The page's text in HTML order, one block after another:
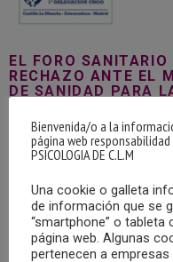
EL FORO
RECHAZO ANTE EL
DE SANIDAD PARA
ESPECIALIZADA
EN DÍAS SUCESIVOS
01/06/2021
El jueves 13 de mayo, la
Profesional del
resolución por la que
Bienvenida/o a la
página web responsabilidad
PSICOLOGIA DE C.L.M
Una cookie o galleta
de información que se
“smartphone” o tableta
página web. Algunas
pertenecen a